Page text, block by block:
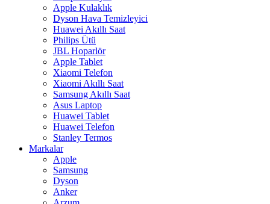
Apple Kulaklık
Dyson Hava Temizleyici
Huawei Akıllı Saat
Philips Ütü
JBL Hoparlör
Apple Tablet
Xiaomi Telefon
Xiaomi Akıllı Saat
Samsung Akıllı Saat
Asus Laptop
Huawei Tablet
Huawei Telefon
Stanley Termos
Markalar
Apple
Samsung
Dyson
Anker